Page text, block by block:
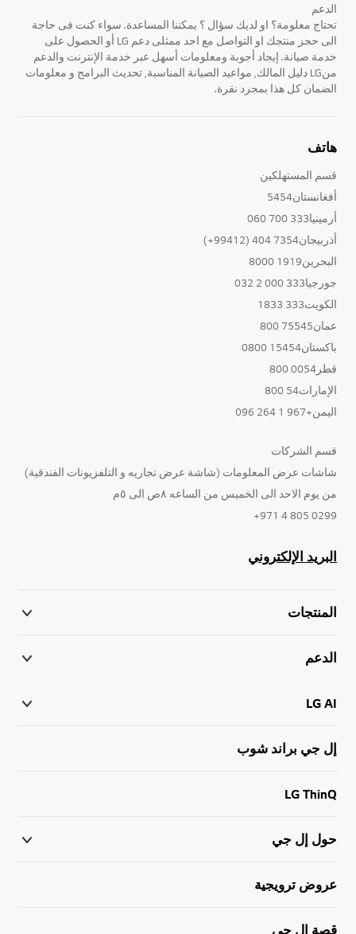
الدعم
تحتاج معلومة؟ او لديك سؤال ؟ يمكننا المساعدة. سواء كنت فى حاجة
الى حجز منتجك او التواصل مع احد ممثلى دعم LG أو الحصول على
خدمة صيانة. إيجاد أجوبة ومعلومات أسهل عبر خدمة الإنترنت والدعم
منLG دليل المالك, مواعيد الصيانة المناسبة, تحديث البرامج و معلومات
الضمان كل هذا بمجرد نقرة.
هاتف
قسم المستهلكين
أفغانستان5454
أرمينيا333 700 060
أذربيجان7354 404 (99412+)
البحرين1919 8000
جورجيا333 000 2 032
الكويت333 1833
عمان75545 800
باكستان15454 0800
قطر0054 800
الإمارات54 800
اليمن+967 1 264 096
قسم الشركات
شاشات عرض المعلومات (شاشة عرض تجاريه و التلفزيونات الفندقية)
من يوم الاحد الى الخميس من الساعه ٨ص الى ٥م
0299 805 4 971+
البريد الإلكتروني
المنتجات
الدعم
LG AI
إل جي براند شوب
LG ThinQ
حول إل جي
عروض ترويجية
قصة إل جي